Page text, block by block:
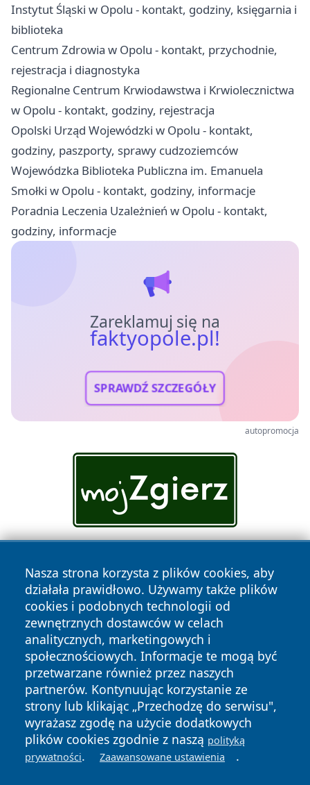
Instytut Śląski w Opolu - kontakt, godziny, księgarnia i
biblioteka
Centrum Zdrowia w Opolu - kontakt, przychodnie,
rejestracja i diagnostyka
Regionalne Centrum Krwiodawstwa i Krwiolecznictwa
w Opolu - kontakt, godziny, rejestracja
Opolski Urząd Wojewódzki w Opolu - kontakt,
godziny, paszporty, sprawy cudzoziemców
Wojewódzka Biblioteka Publiczna im. Emanuela
Smołki w Opolu - kontakt, godziny, informacje
Poradnia Leczenia Uzależnień w Opolu - kontakt,
godziny, informacje
Zareklamuj się na
faktyopole.pl!
SPRAWDŹ SZCZEGÓŁY
autopromocja
Nasza strona korzysta z plików cookies, aby
działała prawidłowo. Używamy także plików
cookies i podobnych technologii od
zewnętrznych dostawców w celach
analitycznych, marketingowych i
społecznościowych. Informacje te mogą być
przetwarzane również przez naszych
partnerów. Kontynuując korzystanie ze
strony lub klikając „Przechodzę do serwisu",
wyrażasz zgodę na użycie dodatkowych
plików cookies zgodnie z naszą polityką
prywatności. Zaawansowane ustawienia .
Copyright © 2026 faktyopole.pl Wszystkie prawa zastrzeżone.
News Autorzy
Polityka
Prywatności
Polityka
Cookies